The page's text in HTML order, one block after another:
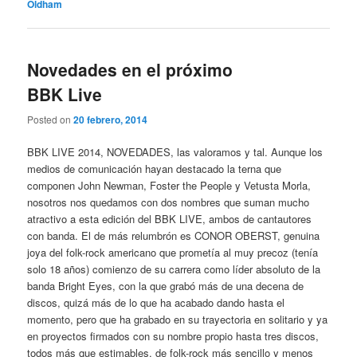
Oldham
Novedades en el próximo
BBK Live
Posted on20 febrero, 2014
BBK LIVE 2014, NOVEDADES, las valoramos y tal. Aunque los
medios de comunicación hayan destacado la terna que
componen John Newman, Foster the People y Vetusta Morla,
nosotros nos quedamos con dos nombres que suman mucho
atractivo a esta edición del BBK LIVE, ambos de cantautores
con banda. El de más relumbrón es CONOR OBERST, genuina
joya del folk-rock americano que prometía al muy precoz (tenía
solo 18 años) comienzo de su carrera como líder absoluto de la
banda Bright Eyes, con la que grabó más de una decena de
discos, quizá más de lo que ha acabado dando hasta el
momento, pero que ha grabado en su trayectoria en solitario y ya
en proyectos firmados con su nombre propio hasta tres discos,
todos más que estimables, de folk-rock más sencillo y menos